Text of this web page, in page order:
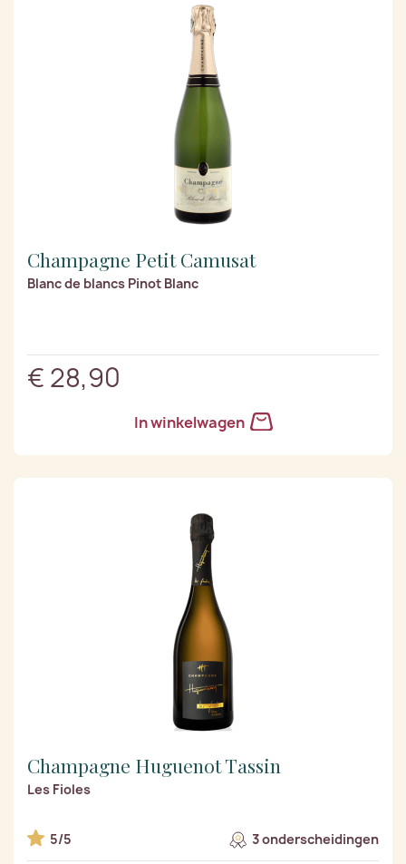
Champagne Petit Camusat
Blanc de blancs Pinot Blanc
€ 28,90
In winkelwagen
Champagne Huguenot Tassin
Les Fioles
5/5 3 onderscheidingen